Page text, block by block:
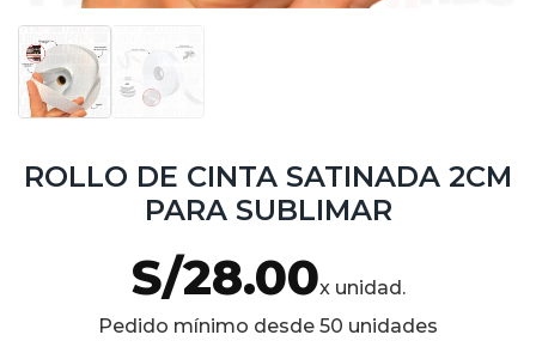
ROLLO DE CINTA SATINADA 2CM
PARA SUBLIMAR
S/28.00x unidad.
Pedido mínimo desde 50 unidades